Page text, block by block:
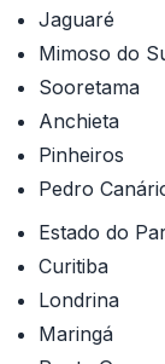
Jaguaré
Mimoso do
Sooretama
Anchieta
Pinheiros
Pedro
Estado do
Curitiba
Londrina
Maringá